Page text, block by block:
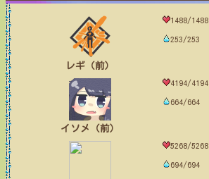
レギ（前）
1488/1488
253/253
イソメ（前）
4194/4194
664/664
5268/5268
694/694